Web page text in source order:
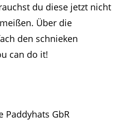
du diese jetzt nicht
Über die
den schnieken
can do it!
Paddyhats GbR